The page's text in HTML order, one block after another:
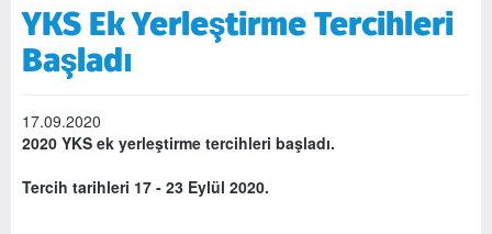
YKS Ek Yerleştirme Tercihleri
Başladı
17.09.2020
2020 YKS ek yerleştirme tercihleri başladı.
Tercih tarihleri 17 - 23 Eylül 2020.